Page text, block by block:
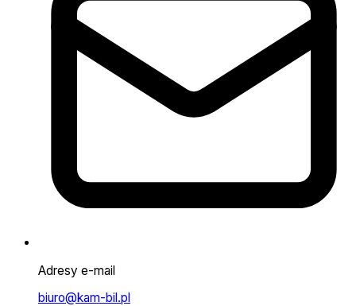
Adresy e-mail
biuro@kam-bil.pl